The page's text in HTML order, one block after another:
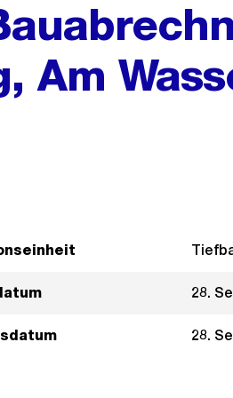
Am
28.
28.